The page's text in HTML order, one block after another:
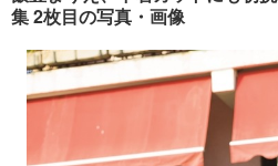
ショッピング
ペット
その他
プッシュ通知の停止方法
集 2枚目の写真・画像